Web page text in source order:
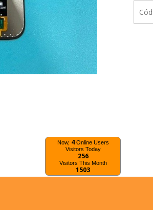
Now, 4Online Users
Visitors Today
256
Visitors This Month
1503